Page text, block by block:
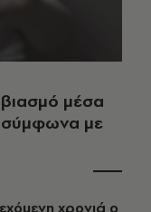
μέσα
σύμφωνα με
χρονιά ο